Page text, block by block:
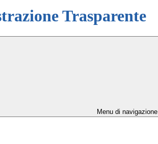
Trasparente
Menu di navigazione